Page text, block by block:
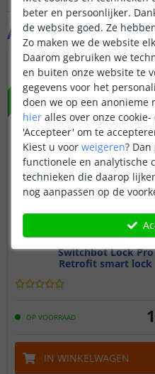
Aanvullende
NIEUW
Switchbot Lock Pro
Retrofit smart lock
OP VOORRAAD
IN WINKELWAGEN
beter en persoonlijker.
de website goed. Ze
Zo maken we de website
Daarom gebruiken we
en buiten onze website te
gegevens voor het
doen we op een anonieme
hier alles over onze
'Accepteer' om te
Kiest u voor weigeren? Dan
functionele en analytische
technieken die daarop
nog aanpassen op de